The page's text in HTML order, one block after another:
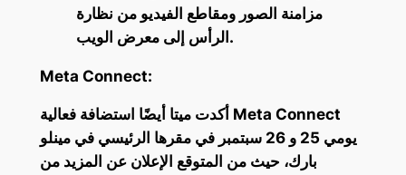
مزامنة الصور ومقاطع الفيديو من نظارة
الرأس إلى معرض الويب.
Meta Connect:
أكدت ميتا أيضًا استضافة فعالية Meta Connect
يومي 25 و 26 سبتمبر في مقرها الرئيسي في مينلو
بارك، حيث من المتوقع الإعلان عن المزيد من